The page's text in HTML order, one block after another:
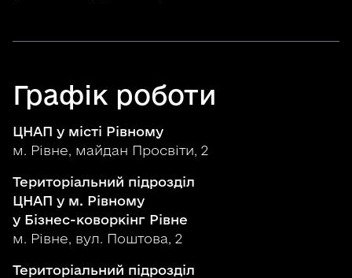
Графік роботи
ЦНАП у місті Рівному
м. Рівне, майдан Просвіти, 2
Територіальний підрозділ
ЦНАП у м. Рівному
у Бізнес-коворкінг Рівне
м. Рівне, вул. Поштова, 2
Територіальний підрозділ